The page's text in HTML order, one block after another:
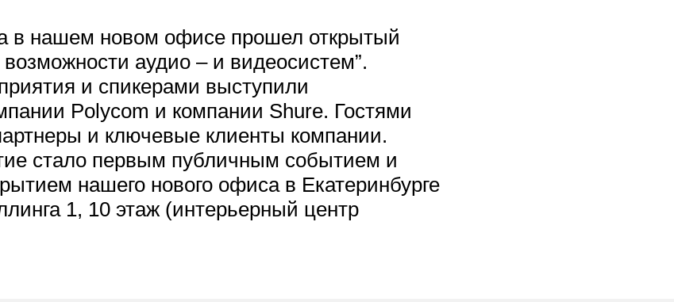
в нашем новом офисе прошел открытый
аудио – и видеосистем”.
и спикерами выступили
Polycom и компании Shure. Гостями
и ключевые клиенты компании.
стало первым публичным событием и
нашего нового офиса в Екатеринбурге
1, 10 этаж (интерьерный центр